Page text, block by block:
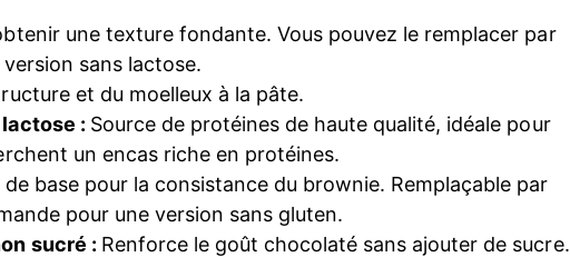
une texture fondante. Vous pouvez le remplacer par
sans lactose.
et du moelleux à la pâte.
: Source de protéines de haute qualité, idéale pour
un encas riche en protéines.
base pour la consistance du brownie. Remplaçable par
pour une version sans gluten.
sucré : Renforce le goût chocolaté sans ajouter de sucre.